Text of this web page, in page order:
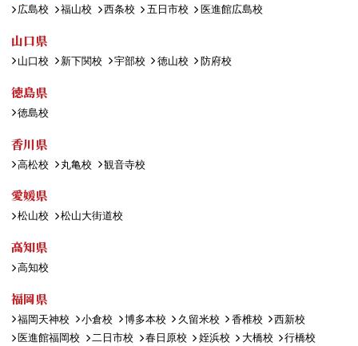
広島校 福山校 西条校 五日市校 医進館広島校
山口県
山口校 新下関校 宇部校 徳山校 防府校
徳島県
徳島校
香川県
高松校 丸亀校 観音寺校
愛媛県
松山校 松山大街道校
高知県
高知校
福岡県
福岡天神校 小倉校 博多本校 久留米校 香椎校
西新校
医進館福岡校
二日市校 春日原校 姪浜校 大橋校
行橋校